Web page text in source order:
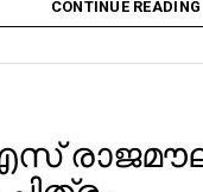
CONTINUE READING